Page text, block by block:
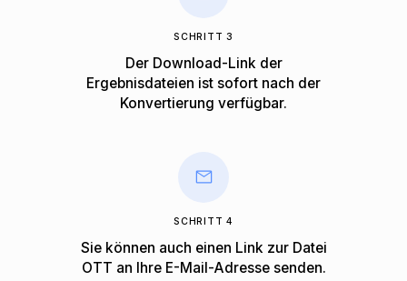
SCHRITT 3
Der Download-Link der
Ergebnisdateien ist sofort nach der
Konvertierung verfügbar.
SCHRITT 4
Sie können auch einen Link zur Datei
OTT an Ihre E-Mail-Adresse senden.